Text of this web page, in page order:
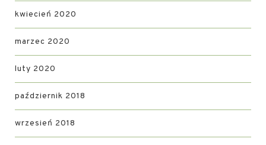
kwiecień 2020
marzec 2020
luty 2020
październik 2018
wrzesień 2018